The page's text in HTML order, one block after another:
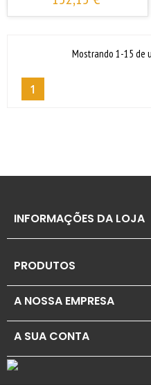
Mostrando 1-15 de
1
INFORMAÇÕES DA LOJA
PRODUTOS
A NOSSA EMPRESA
A SUA CONTA